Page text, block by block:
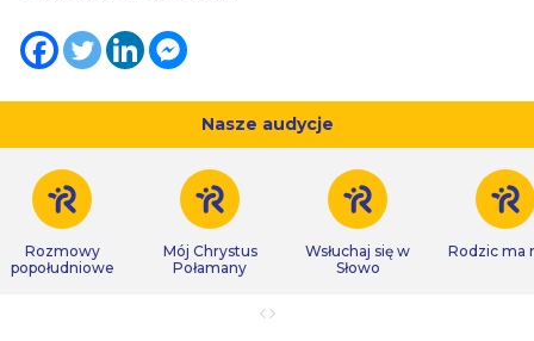
Nasze audycje
Rozmowy
popołudniowe
Mój Chrystus
Połamany
Wsłuchaj się w
Słowo
Rodzic ma